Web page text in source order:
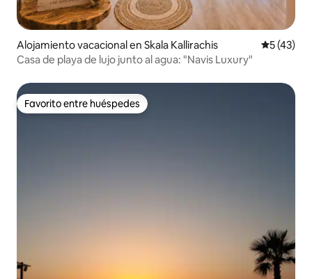
Alojamiento vacacional en Skala Kallirachis
5 (43)
Casa de playa de lujo junto al agua: "Navis Luxury"
Favorito entre huéspedes
Favorito entre huéspedes